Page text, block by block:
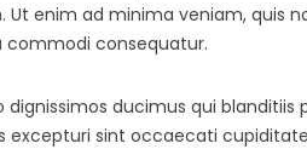
enim ad minima veniam, quis
commodi consequatur.
ducimus qui
excepturi sint occaecati